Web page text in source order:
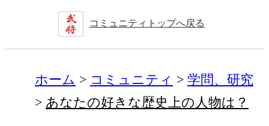
コミュニティトップへ戻る
ホーム コミュニティ
学問、研究
あなたの好きな歴史上の人物は？